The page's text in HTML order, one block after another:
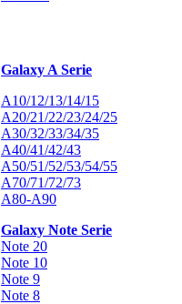
Galaxy A Serie
A10/12/13/14/15
A20/21/22/23/24/25
A30/32/33/34/35
A40/41/42/43
A50/51/52/53/54/55
A70/71/72/73
A80-A90
Galaxy Note Serie
Note 20
Note 10
Note 9
Note 8